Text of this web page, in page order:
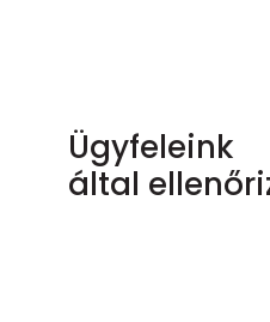
Ügyfeleink
által